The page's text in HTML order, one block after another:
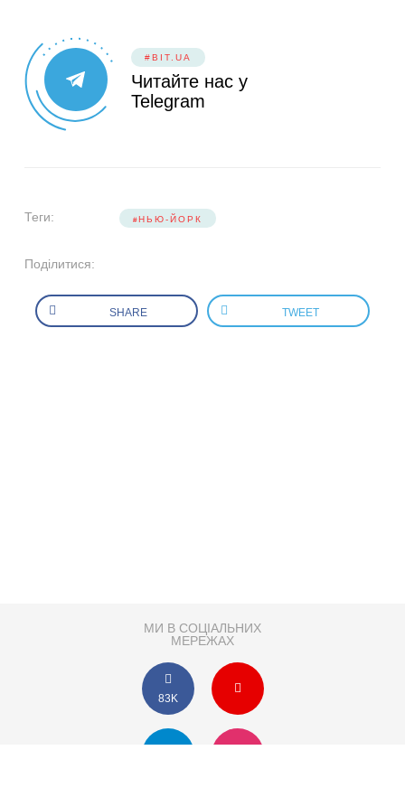
#BIT.UA
Читайте нас у
Telegram
Теги: НЬЮ-ЙОРК
Поділитися:
SHARE TWEET
МИ В СОЦІАЛЬНИХ
МЕРЕЖАХ
83K